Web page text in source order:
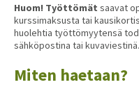
Huom! Työttömät saavat
kurssimaksusta tai
huolehtia työttömyytensä
sähköpostina tai kuvaviestinä.
Miten haetaan?